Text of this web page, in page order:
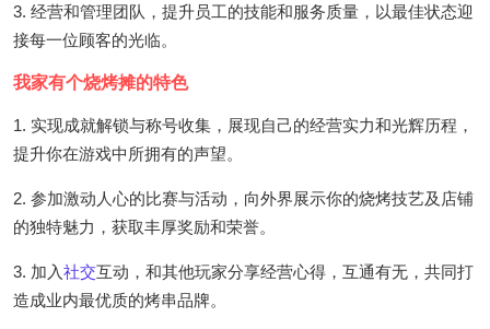
3. 经营和管理团队，提升员工的技能和服务质量，以最佳状态迎
接每一位顾客的光临。
我家有个烧烤摊的特色
1. 实现成就解锁与称号收集，展现自己的经营实力和光辉历程，
提升你在游戏中所拥有的声望。
2. 参加激动人心的比赛与活动，向外界展示你的烧烤技艺及店铺
的独特魅力，获取丰厚奖励和荣誉。
3. 加入社交互动，和其他玩家分享经营心得，互通有无，共同打
造成业内最优质的烤串品牌。